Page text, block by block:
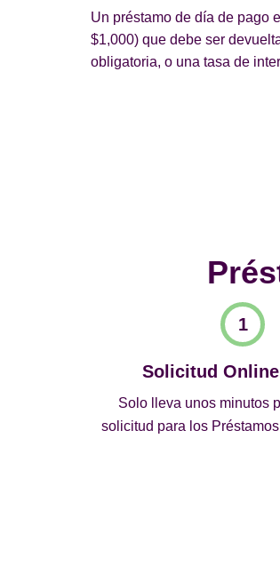
Un préstamo de día de pago
$1,000) que debe ser
obligatoria, o una tasa de
Solicitud
Solo lleva unos minutos
solicitud para los